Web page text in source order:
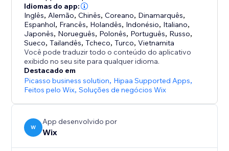
Idiomas do app:
Inglês, Alemão,Chinês,Coreano, Dinamarquês,
Espanhol, Francês, Holandês, Indonésio, Italiano,
Japonês, Norueguês, Polonês, Português, Russo,
Sueco,Tailandês,Tcheco,Turco,Vietnamita
Você pode traduzir todo o conteúdo do aplicativo
exibido no seu site para qualquer idioma.
Destacado em
Picasso business solution, Hipaa Supported Apps,
Feitos pelo Wix,Soluções de negócios Wix
W
App desenvolvido por
Wix